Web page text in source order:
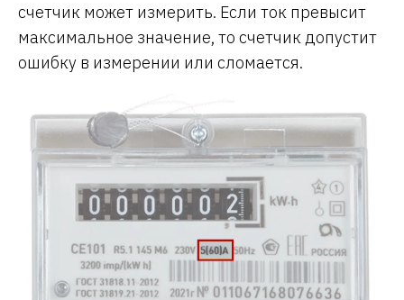
счетчик может измерить. Если ток превысит
максимальное значение, то счетчик допустит
ошибку в измерении или сломается.